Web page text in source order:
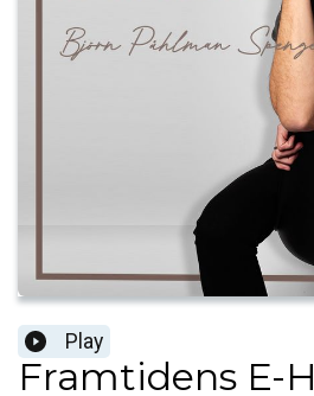
Play
Framtidens E-